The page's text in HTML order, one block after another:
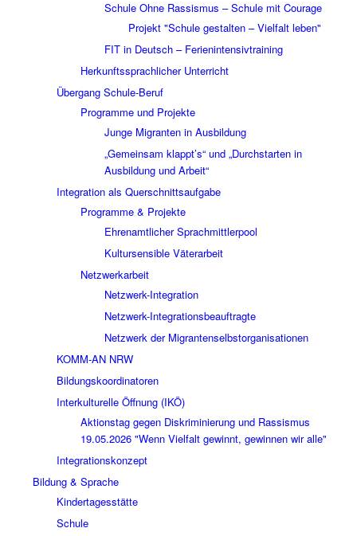
Schule Ohne Rassismus – Schule mit Courage
Projekt "Schule gestalten – Vielfalt leben"
FIT in Deutsch – Ferienintensivtraining
Herkunftssprachlicher Unterricht
Übergang Schule-Beruf
Programme und Projekte
Junge Migranten in Ausbildung
„Gemeinsam klappt’s“ und „Durchstarten in
Ausbildung und Arbeit“
Integration als Querschnittsaufgabe
Programme & Projekte
Ehrenamtlicher Sprachmittlerpool
Kultursensible Väterarbeit
Netzwerkarbeit
Netzwerk-Integration
Netzwerk-Integrationsbeauftragte
Netzwerk der Migrantenselbstorganisationen
KOMM-AN NRW
Bildungskoordinatoren
Interkulturelle Öffnung (IKÖ)
Aktionstag gegen Diskriminierung und Rassismus
19.05.2026 "Wenn Vielfalt gewinnt, gewinnen wir alle"
Integrationskonzept
Bildung & Sprache
Kindertagesstätte
Schule